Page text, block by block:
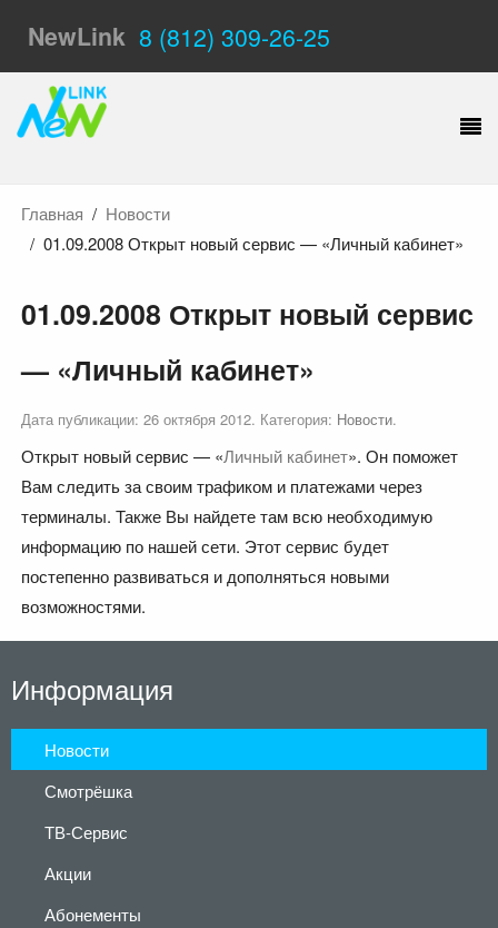
NewLink 8 (812) 309-26-25
Главная
Новости
01.09.2008 Открыт новый сервис — «Личный кабинет»
01.09.2008 Открыт новый сервис
— «Личный кабинет»
Дата публикации: 26 октября 2012. Категория: Новости.
Открыт новый сервис — «Личный кабинет». Он поможет
Вам следить за своим трафиком и платежами через
терминалы. Также Вы найдете там всю необходимую
информацию по нашей сети. Этот сервис будет
постепенно развиваться и дополняться новыми
возможностями.
Информация
Новости
Смотрёшка
ТВ-Сервис
Акции
Абонементы